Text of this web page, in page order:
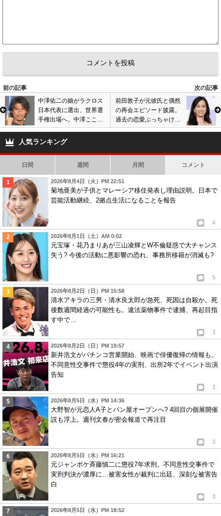
前の記事
次の記事
中澤佑二の娘がラクロス
日本代表に選出、世界選
手権出場へ。中澤こころ
＆中澤ねがい姉妹に注目
集まる。動画あり
前田敦子が元彼氏と偶然
の再会エピソード披露。
過去の恋愛ぶっちゃけ、
顔の変化を指摘する声
人気ランキング
日間 週間 月間 コメント
2026年8月4日（火）PM 22:51
菊地亜美が子供とマレーシア移住発表し理由説明。日本で
芸能活動継続、2拠点生活になることを報告
4
2026年8月1日（土）AM 0:02
元宝塚・花乃まりあが三山凌輝とW不倫疑惑で大チャンス
失う? 今後の活動に悪影響の恐れ、事務所移籍が消滅も?
5
2026年8月2日（日）PM 15:58
清水アキラの三男・清水良太郎が急死、死因は自殺か。死
後数週間経過の可能性も。違法薬物事件で逮捕、再起目指
す中で…
3
2026年8月2日（日）PM 19:57
新井浩文がパチンコ営業開始、映画で俳優復帰の情報も。
不同意性交事件で懲役4年の実刑、出所2年でイベント出演
告知
3
2026年8月5日（水）PM 14:36
大野智が元恋人A子とパン屋オープンへ? 4回目の個展開催
説も浮上。週刊文春が密会報道で再注目
3
2026年8月5日（水）PM 16:21
元ジャンポケ斉藤慎二に懲役7年求刑。不同意性交事件で
実刑判決が濃厚に…被害女性が裁判に出廷、深刻な被害告
白
3
2026年8月5日（水）PM 18:52